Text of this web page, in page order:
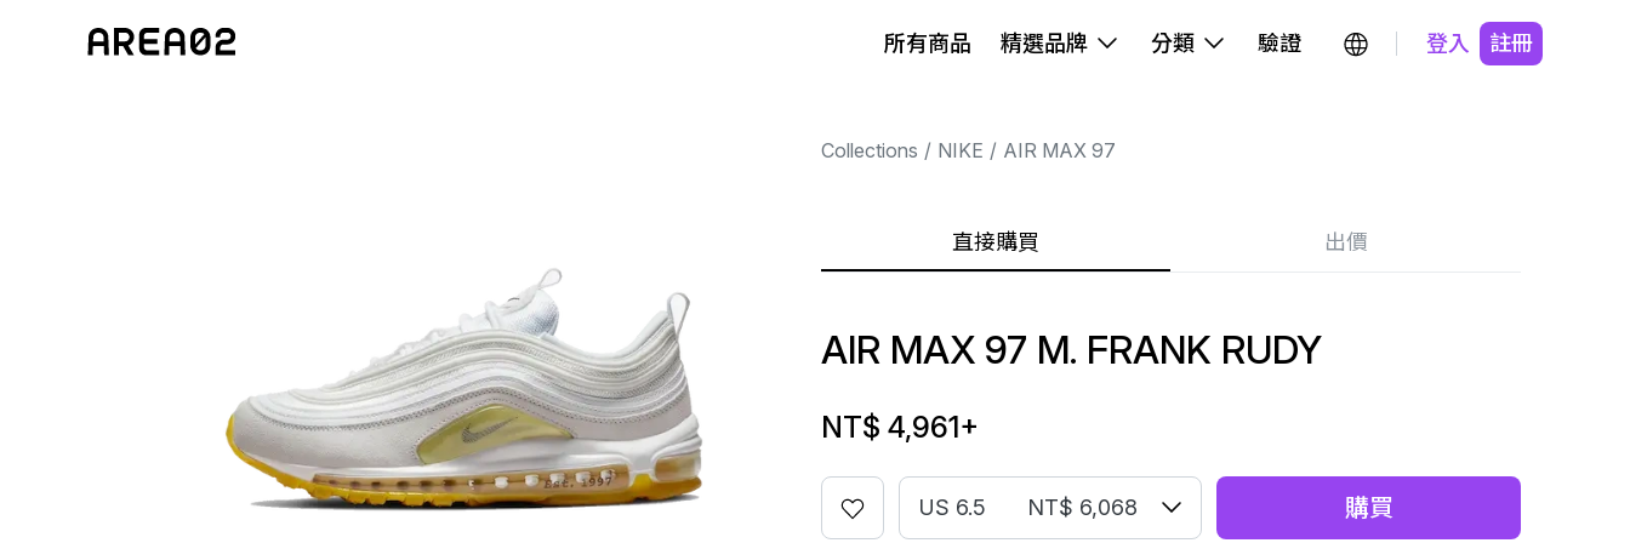
所有商品 精選品牌 分類 驗證 登入 註冊
Collections NIKE AIR MAX 97
直接購買 出價
AIR MAX 97 M. FRANK RUDY
NT$ 4,961+
US 6.5 NT$ 6,068 購買